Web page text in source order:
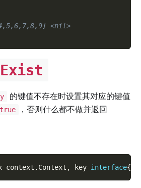
<nil>
的键值不存在时设置其对应的键值
true ，否则什么都不做并返回
context . Context , key interface{